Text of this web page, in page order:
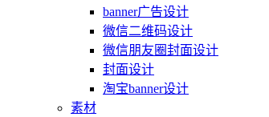
banner广告设计
微信二维码设计
微信朋友圈封面设计
封面设计
淘宝banner设计
素材